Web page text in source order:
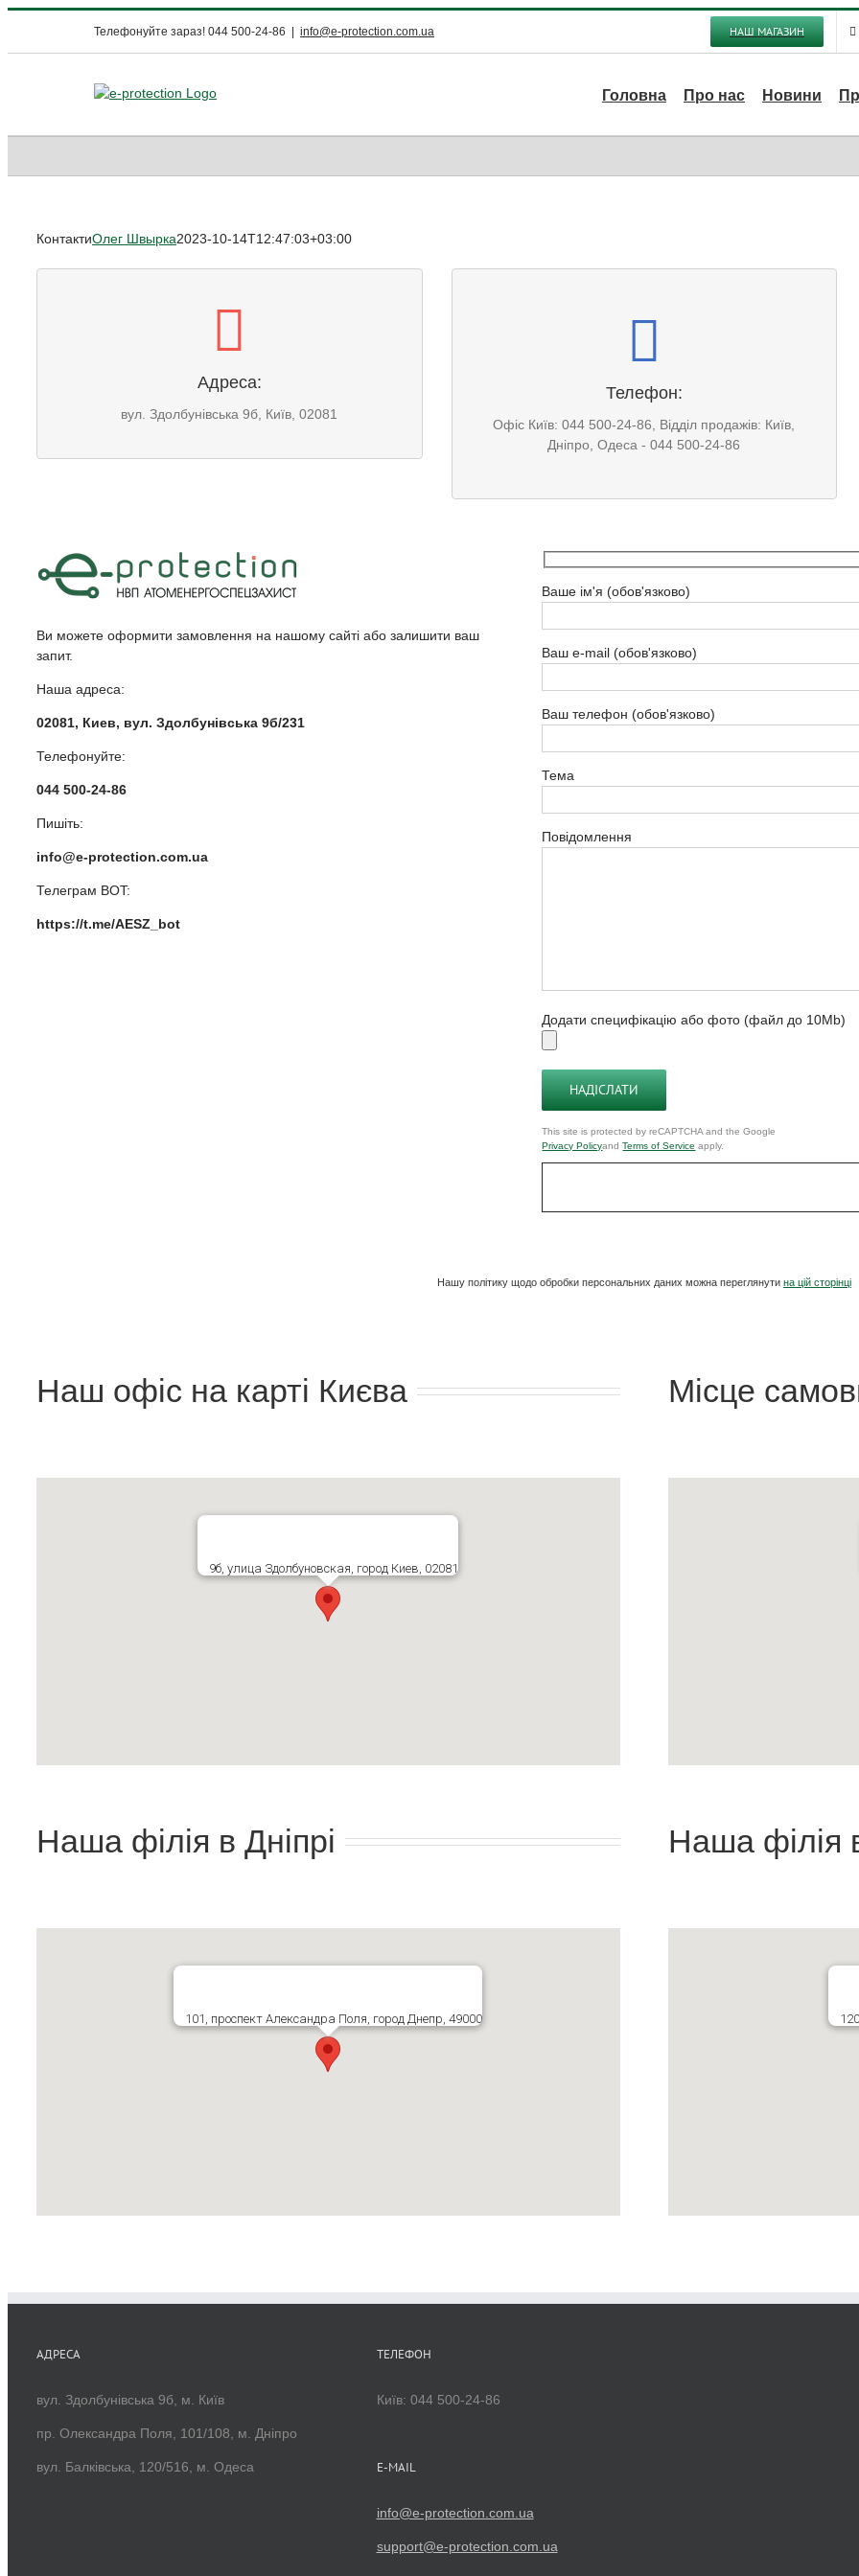
content
Телефонуйте зараз! 044 500-24-86 info@e-protection.com.ua НАШ МАГАЗИН
Головна Про нас Новини
КонтактиОлег Швырка2023-10-14T12:47:03+03:00
Адреса:
вул. Здолбунівська 9б, Київ, 02081
Адреса:
ИЛИ НАПИШИТЕ СЕЙЧАС
Телефон:
Офіс Київ: 044 500-24-86, Відділ продажів: Київ,
Дніпро, Одеса - 044 500-24-86
Відділ продажів: 044 500-24-86
Офіс Одеса: 044 500-24-86
ИЛИ НАПИШИТЕ СЕЙЧАС
Ви можете оформити замовлення на нашому сайті або залишити ваш
запит.
Наша адреса:
02081, Киев, вул. Здолбунівська 9б/231
Телефонуйте:
044 500-24-86
Пишіть:
info@e-protection.com.ua
Телеграм BOT:
https://t.me/AESZ_bot
Ваше ім'я (обов'язково)
Ваш e-mail (обов'язково)
Ваш телефон (обов'язково)
Тема
Повідомлення
Додати специфікацію або фото (файл до 10Mb)
This site is protected by reCAPTCHA and the Google
Privacy PolicyandTerms of Service apply.
Нашу політику щодо обробки персональних даних можна переглянути на цій сторінці
Наш офіс на карті Києва
9б, улица Здолбуновская, город Киев, 02081
Місце
Наша філія в Дніпрі
101, проспект Александра Поля, город Днепр, 49000
Наша філія
АДРЕСА
вул. Здолбунівська 9б, м. Київ
пр. Олександра Поля, 101/108, м. Дніпро
вул. Балківська, 120/516, м. Одеса
ТЕЛЕФОН
Київ: 044 500-24-86
E-MAIL
info@e-protection.com.ua
support@e-protection.com.ua